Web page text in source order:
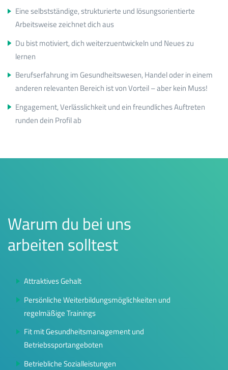
Eine selbstständige, strukturierte und lösungsorientierte
Arbeitsweise zeichnet dich aus
Du bist motiviert, dich weiterzuentwickeln und Neues zu
lernen
Berufserfahrung im Gesundheitswesen, Handel oder in einem
anderen relevanten Bereich ist von Vorteil – aber kein Muss!
Engagement, Verlässlichkeit und ein freundliches Auftreten
runden dein Profil ab
Warum du bei uns
arbeiten solltest
Attraktives Gehalt
Persönliche Weiterbildungsmöglichkeiten und
regelmäßige Trainings
Fit mit Gesundheitsmanagement und
Betriebssportangeboten
Betriebliche Sozialleistungen